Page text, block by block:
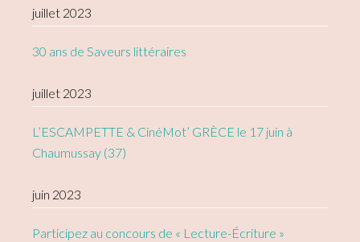
juillet 2023
30 ans de Saveurs littéraires
juillet 2023
L’ESCAMPETTE & CinéMot’ GRÈCE le 17 juin à
Chaumussay (37)
juin 2023
Participez au concours de « Lecture-Écriture »